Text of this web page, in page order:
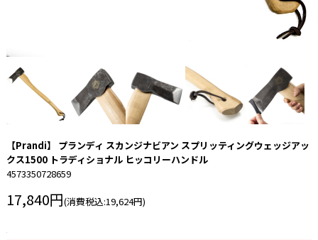
【Prandi】 プランディ スカンジナビアン スプリッティングウェッジアッ
クス1500 トラディショナル ヒッコリーハンドル
4573350728659
17,840円(消費税込:19,624円)